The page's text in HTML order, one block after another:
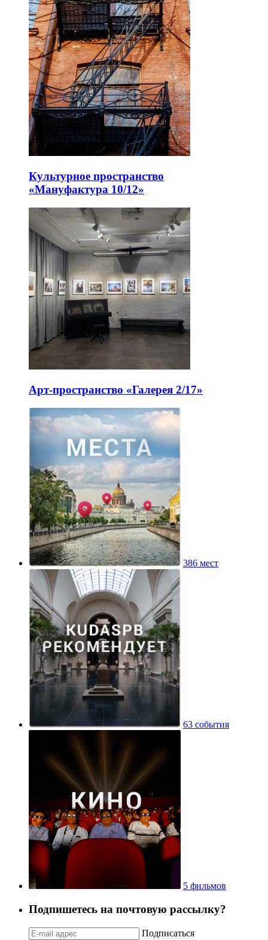
Культурное пространство
«Мануфактура 10/12»
Арт-пространство «Галерея 2/17»
386 мест
63 события
5 фильмов
Подпишетесь на почтовую рассылку?
Подписаться